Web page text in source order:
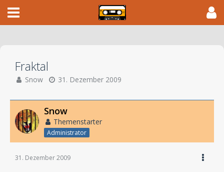
Fraktal
Snow 31. Dezember 2009
Snow
Themenstarter
Administrator
31. Dezember 2009